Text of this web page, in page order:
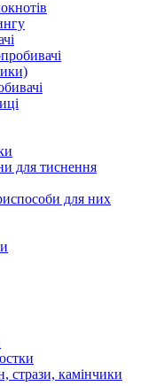
для тиснення
для них
стрази, камінчики